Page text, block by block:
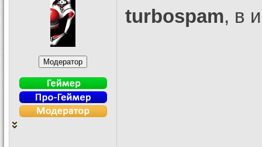
turbospam, в